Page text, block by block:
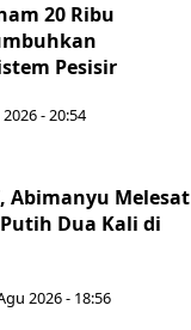
20 Ribu
Pesisir
- 20:54
Abimanyu Melesat
Dua Kali di
2026 - 18:56